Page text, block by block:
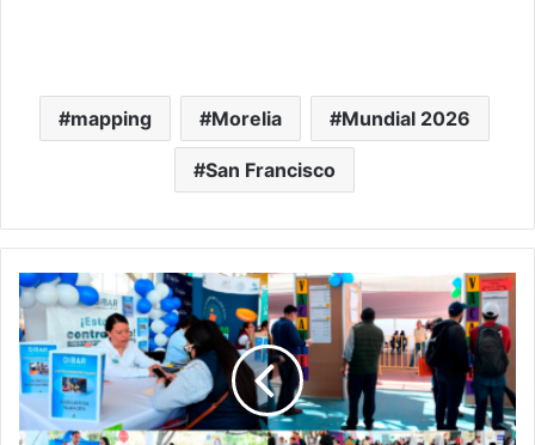
mapping Morelia Mundial 2026
San Francisco
Más
De
1800
Vacantes
En
Ferias
De